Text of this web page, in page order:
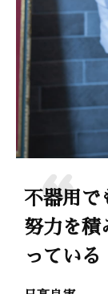
不器用で
努力を
っている